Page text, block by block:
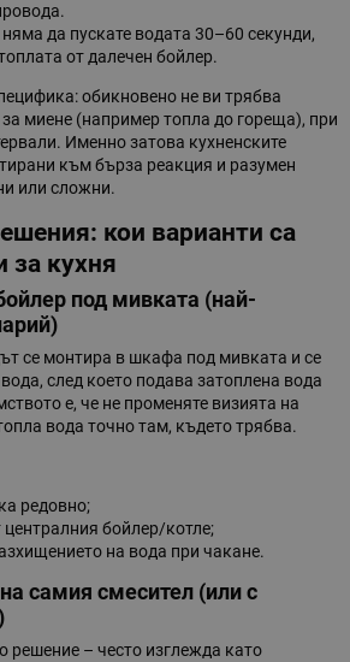
да пускате водата 30–60 секунди,
от далечен бойлер.
обикновено не ви трябва
за миене (например топла до гореща), при
Именно затова кухненските
към бърза реакция и разумен
или сложни.
кои варианти са
за кухня
под мивката (най-
се монтира в шкафа под мивката и се
след което подава затоплена вода
е, че не променяте визията на
вода точно там, където трябва.
редовно;
централния бойлер/котле;
на вода при чакане.
самия смесител (или с
решение – често изглежда като